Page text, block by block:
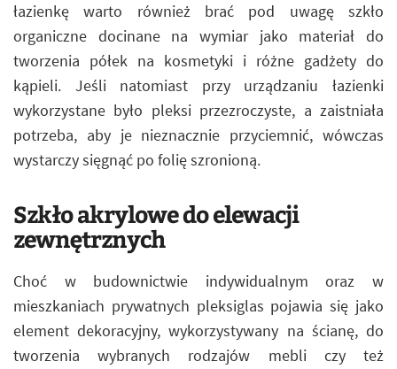
łazienkę warto również brać pod uwagę szkło
organiczne docinane na wymiar jako materiał do
tworzenia półek na kosmetyki i różne gadżety do
kąpieli. Jeśli natomiast przy urządzaniu łazienki
wykorzystane było pleksi przezroczyste, a zaistniała
potrzeba, aby je nieznacznie przyciemnić, wówczas
wystarczy sięgnąć po folię szronioną.
Szkło akrylowe do elewacji
zewnętrznych
Choć w budownictwie indywidualnym oraz w
mieszkaniach prywatnych pleksiglas pojawia się jako
element dekoracyjny, wykorzystywany na ścianę, do
tworzenia wybranych rodzajów mebli czy też